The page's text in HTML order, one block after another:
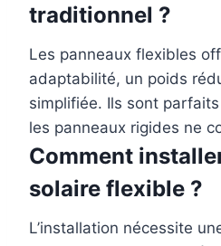
traditionnel ?
Les panneaux flexibles
adaptabilité, un poids
simplifiée. Ils sont
les panneaux rigides ne
Comment
solaire flexible ?
L’installation nécessite